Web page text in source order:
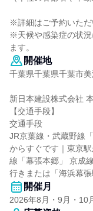
※詳細はご予約いただ
※天候や感染症の状況
ます。
開催地
千葉県千葉県千葉市
新日本建設株式会社
【交通手段】
交通手段
JR京葉線・武蔵野線
からすぐです｜東京
線「幕張本郷」 京成
行きまたは「海浜幕
開催月
2026年8月・9月・10